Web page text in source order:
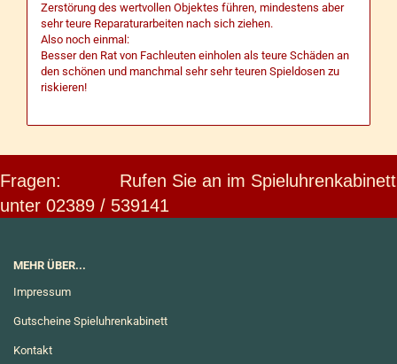
Zerstörung des wertvollen Objektes führen, mindestens aber
sehr teure Reparaturarbeiten nach sich ziehen.
Also noch einmal:
Besser den Rat von Fachleuten einholen als teure Schäden an
den schönen und manchmal sehr sehr teuren Spieldosen zu
riskieren!
Fragen: Rufen Sie an im Spieluhrenkabinett
unter 02389 / 539141
MEHR ÜBER...
Impressum
Gutscheine Spieluhrenkabinett
Kontakt